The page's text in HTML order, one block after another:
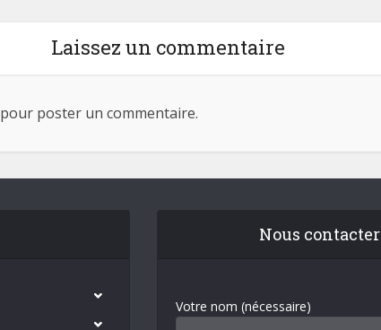
Laissez un commentaire
pour poster un commentaire.
Nous contacter
Votre nom (nécessaire)